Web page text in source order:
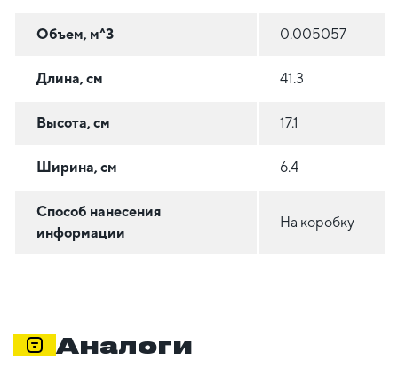
Объем, м^3 0.005057
Длина, см 41.3
Высота, см 17.1
Ширина, см 6.4
Способ нанесения
информации
На коробку
Аналоги